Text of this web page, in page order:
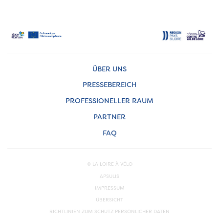
ÜBER UNS
PRESSEBEREICH
PROFESSIONELLER RAUM
PARTNER
FAQ
© LA LOIRE À VÉLO
APSULIS
IMPRESSUM
ÜBERSICHT
RICHTLINIEN ZUM SCHUTZ PERSÖNLICHER DATEN